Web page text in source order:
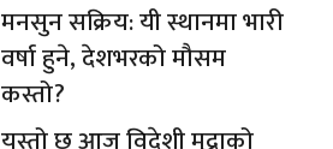
मनसुन सक्रिय: यी स्थानमा भारी
वर्षा हुने, देशभरको मौसम
कस्तो?